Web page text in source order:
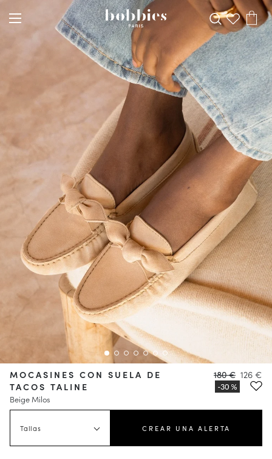
MOCASINES CON SUELA DE
TACOS TALINE
Beige Milos
180 € 126 €
Tallas CREAR UNA ALERTA